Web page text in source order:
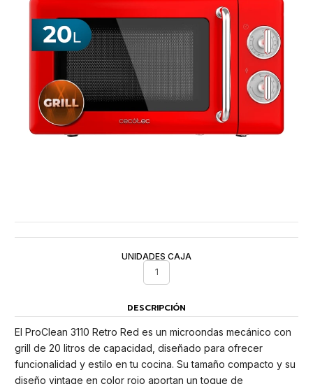
UNIDADES CAJA
1
DESCRIPCIÓN
El ProClean 3110 Retro Red es un microondas mecánico con
grill de 20 litros de capacidad, diseñado para ofrecer
funcionalidad y estilo en tu cocina. Su tamaño compacto y su
diseño vintage en color rojo aportan un toque de